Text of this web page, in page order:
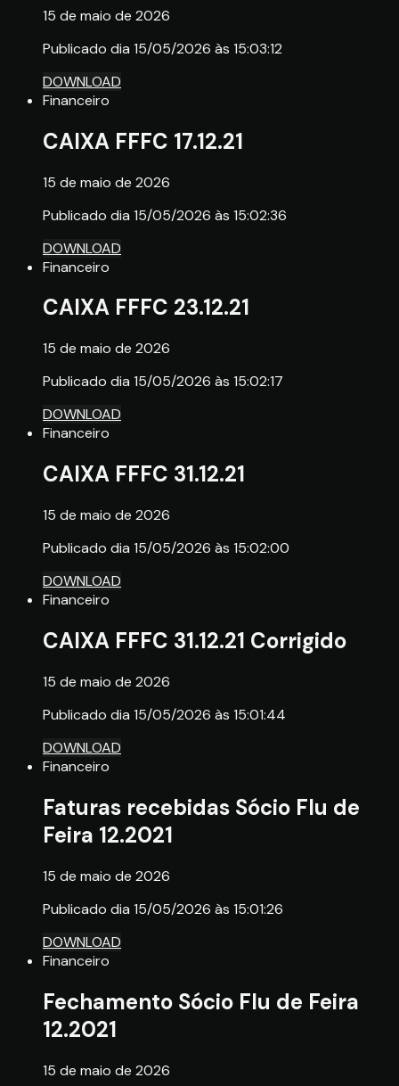
15 de maio de 2026
Publicado dia 15/05/2026 às 15:03:12
DOWNLOAD
Financeiro
CAIXA FFFC 17.12.21
15 de maio de 2026
Publicado dia 15/05/2026 às 15:02:36
DOWNLOAD
Financeiro
CAIXA FFFC 23.12.21
15 de maio de 2026
Publicado dia 15/05/2026 às 15:02:17
DOWNLOAD
Financeiro
CAIXA FFFC 31.12.21
15 de maio de 2026
Publicado dia 15/05/2026 às 15:02:00
DOWNLOAD
Financeiro
CAIXA FFFC 31.12.21 Corrigido
15 de maio de 2026
Publicado dia 15/05/2026 às 15:01:44
DOWNLOAD
Financeiro
Faturas recebidas Sócio Flu de
Feira 12.2021
15 de maio de 2026
Publicado dia 15/05/2026 às 15:01:26
DOWNLOAD
Financeiro
Fechamento Sócio Flu de Feira
12.2021
15 de maio de 2026